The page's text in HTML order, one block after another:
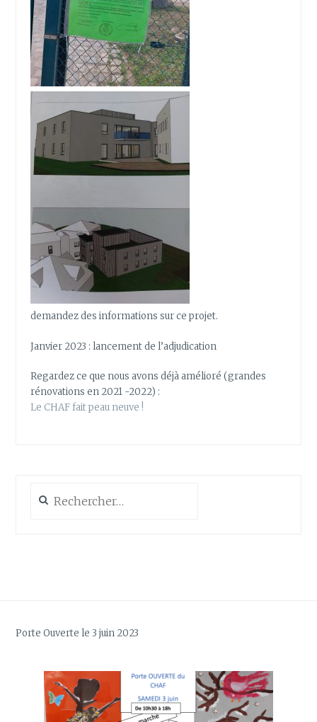
demandez des informations sur ce projet.
Janvier 2023 : lancement de l’adjudication
Regardez ce que nous avons déjà amélioré (grandes
rénovations en 2021 -2022) :
Le CHAF fait peau neuve !
Porte Ouverte le 3 juin 2023